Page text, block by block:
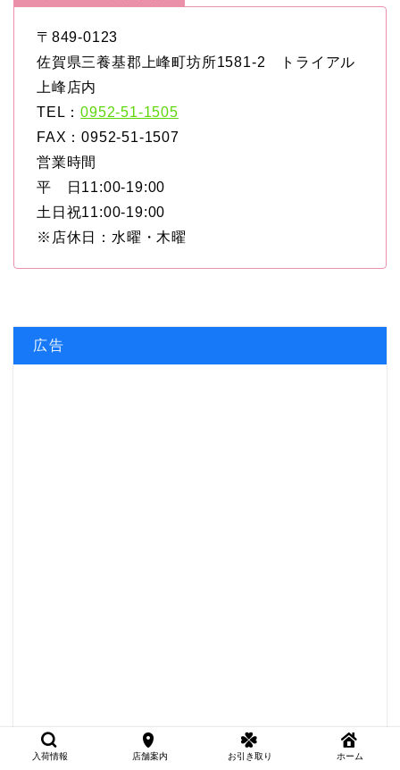
〒849-0123
佐賀県三養基郡上峰町坊所1581-2 トライアル
上峰店内
TEL：0952-51-1505
FAX：0952-51-1507
営業時間
平 日11:00-19:00
土日祝11:00-19:00
※店休日：水曜・木曜
広告
入荷情報 店舗案内 お引き取り ホーム